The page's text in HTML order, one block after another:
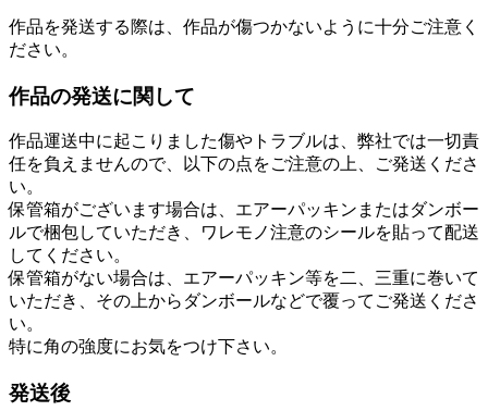
作品を発送する際は、作品が傷つかないように十分ご注意く
ださい。
作品の発送に関して
作品運送中に起こりました傷やトラブルは、弊社では一切責
任を負えませんので、以下の点をご注意の上、ご発送くださ
い。
保管箱がございます場合は、エアーパッキンまたはダンボー
ルで梱包していただき、ワレモノ注意のシールを貼って配送
してください。
保管箱がない場合は、エアーパッキン等を二、三重に巻いて
いただき、その上からダンボールなどで覆ってご発送くださ
い。
特に角の強度にお気をつけ下さい。
発送後